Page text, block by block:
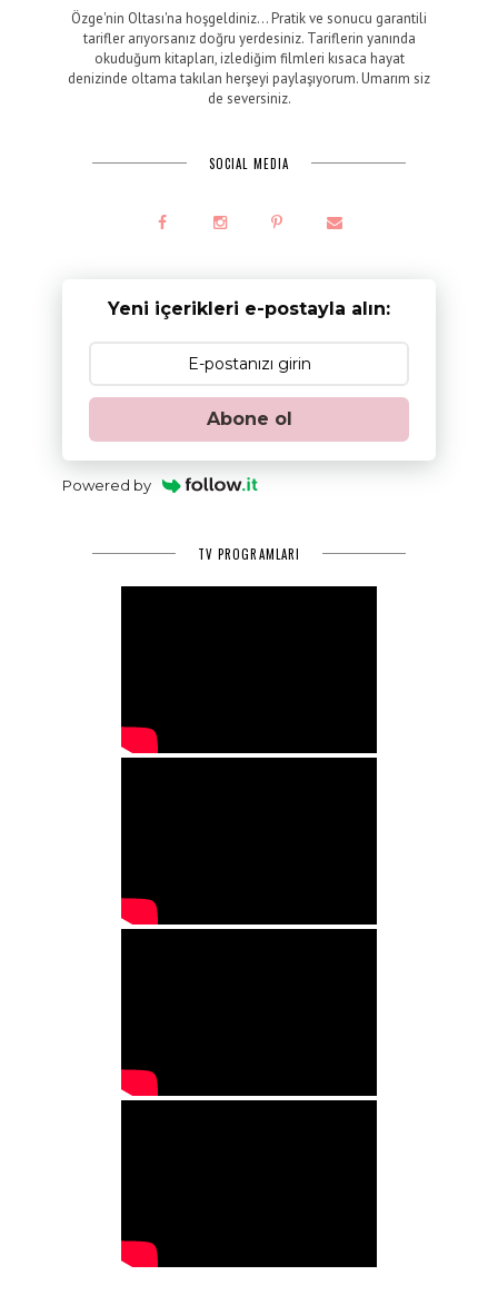
Özge'nin Oltası'na hoşgeldiniz... Pratik ve sonucu garantili
tarifler arıyorsanız doğru yerdesiniz. Tariflerin yanında
okuduğum kitapları, izlediğim filmleri kısaca hayat
denizinde oltama takılan herşeyi paylaşıyorum. Umarım siz
de seversiniz.
SOCIAL MEDIA
Yeni içerikleri e-postayla alın:
Abone ol
Powered by
TV PROGRAMLARI